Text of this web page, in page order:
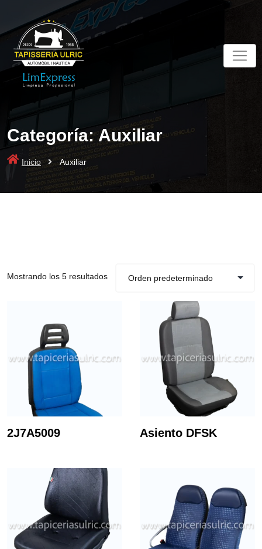
content
Categoría:Auxiliar
Inicio Auxiliar
Mostrando los 5 resultados
2J7A5009 Asiento DFSK